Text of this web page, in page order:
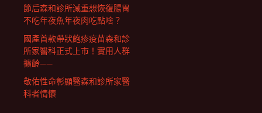
節后森和診所減重想恢復腸胃
不吃年夜魚年夜肉吃點啥？
國產首款帶狀皰疹疫苗森和診
所家醫科正式上市！實用人群
擴齡——
敬佑性命彰顯醫森和診所家醫
科者情懷